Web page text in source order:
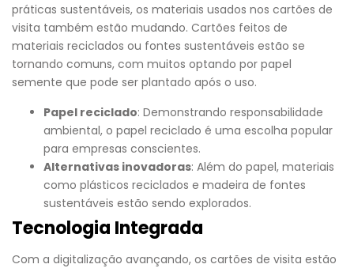
práticas sustentáveis, os materiais usados nos cartões de
visita também estão mudando. Cartões feitos de
materiais reciclados ou fontes sustentáveis estão se
tornando comuns, com muitos optando por papel
semente que pode ser plantado após o uso.
Papel reciclado: Demonstrando responsabilidade
ambiental, o papel reciclado é uma escolha popular
para empresas conscientes.
Alternativas inovadoras: Além do papel, materiais
como plásticos reciclados e madeira de fontes
sustentáveis estão sendo explorados.
Tecnologia Integrada
Com a digitalização avançando, os cartões de visita estão